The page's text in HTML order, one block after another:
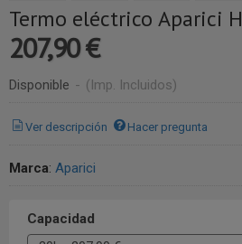
Termo eléctrico Aparici H
207,90 €
Disponible - (Imp. Incluidos)
Ver descripción Hacer pregunta
Marca: Aparici
Capacidad